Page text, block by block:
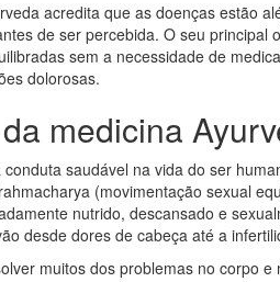
acredita que as doenças estão
de ser percebida. O seu principal
sem a necessidade de
dolorosas.
medicina
saudável na vida do ser
(movimentação sexual
nutrido, descansado e
desde dores de cabeça até a
muitos dos problemas no corpo